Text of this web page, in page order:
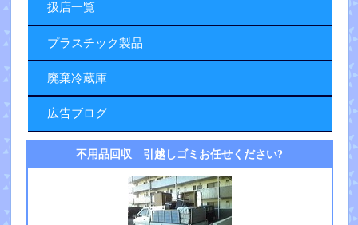
扱店一覧
プラスチック製品
廃棄冷蔵庫
広告ブログ
不用品回収 引越しゴミお任せください?